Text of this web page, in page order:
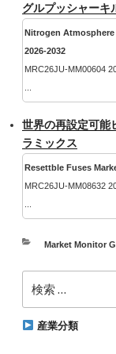
グルプッシャーキ
Nitrogen
2026-2032
MRC26JU-MM00604
世界の再設定可能
ラミックス
Resettble Fuses
MRC26JU-MM08632
カ
リ
Market Monitor
索:
産業分類